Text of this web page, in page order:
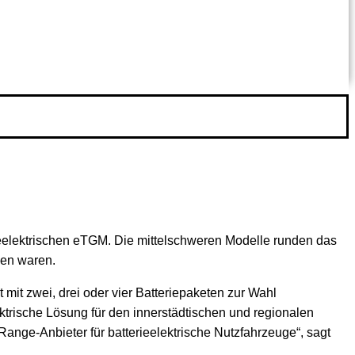
eTGM. Die mittelschweren Modelle runden das
waren.
zwei, drei oder vier Batteriepaketen zur Wahl
Lösung für den innerstädtischen und regionalen
Anbieter für batterieelektrische Nutzfahrzeuge“, sagt